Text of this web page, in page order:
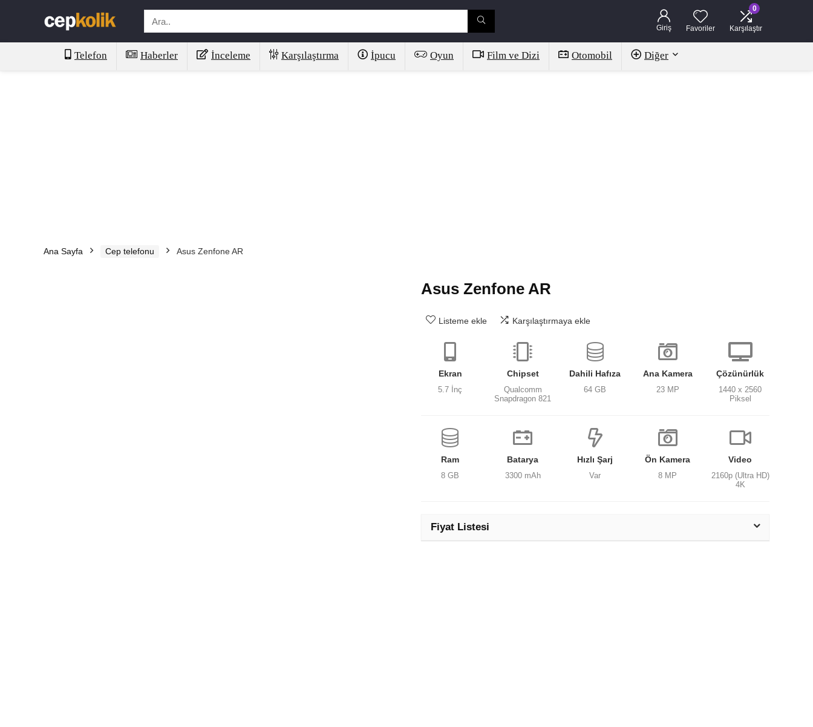
Giriş Favoriler
0
Karşılaştır
Telefon Haberler İnceleme Karşılaştırma İpucu Oyun Film ve Dizi Otomobil Diğer
Ana Sayfa Cep telefonu Asus Zenfone AR
Asus Zenfone AR
Listeme ekle Karşılaştırmaya ekle
Ekran
5.7 İnç
Chipset
Qualcomm
Snapdragon 821
Dahili Hafıza
64 GB
Ana Kamera
23 MP
Çözünürlük
1440 x 2560
Piksel
Ram
8 GB
Batarya
3300 mAh
Hızlı Şarj
Var
Ön Kamera
8 MP
Video
2160p (Ultra HD)
4K
Fiyat Listesi